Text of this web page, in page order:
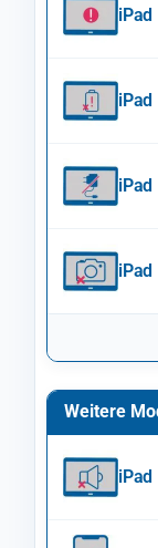
Weitere